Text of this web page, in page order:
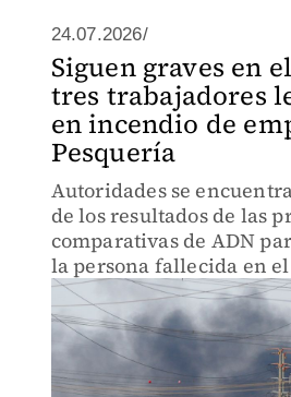
24.07.2026/
Siguen graves en
tres trabajadores
en incendio de
Pesquería
Autoridades se
de los resultados de las
comparativas de ADN
la persona fallecida en